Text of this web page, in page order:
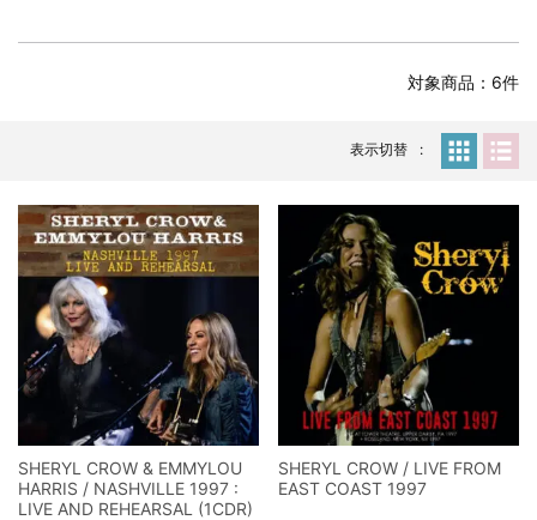
スコーピオンズ / 2024年6月15日 リスボン公演 FHD 完全収録！
マネスキン / 2024年6月9日 ドイツ ROCK AM RING 公演 FHD 完
リアム・ギャラガー / 2024年6月1日 英国シェフィールド公演 完
全収録！
*NEW RELEASE (最新約3ヶ月)
2024.6.9
メガデス / 2023年8月4日 ドイツ W.O.A. 公演 FHD 完全収録！
*NEW RELEASE (最新約3ヶ月)
2024.6.9
ユーライア・ヒープ / 2023年8月3日 ドイツ W.O.A. 公演 FHD 完
全収録！
*NEW RELEASE (最新約3ヶ月)
2024.6.9
ジャーニー / 1979年5月8+9日 コロラド州 2公演 SBD 完全収録！
*NEW RELEASE (最新約3ヶ月)
2024.11.9
NGHFB / 2024年7月28日 フジロック’24公演 超高音質AI-SBD！
対象商品：6件
表示切替
SHERYL CROW & EMMYLOU
HARRIS / NASHVILLE 1997 :
LIVE AND REHEARSAL (1CDR)
SHERYL CROW / LIVE FROM
EAST COAST 1997